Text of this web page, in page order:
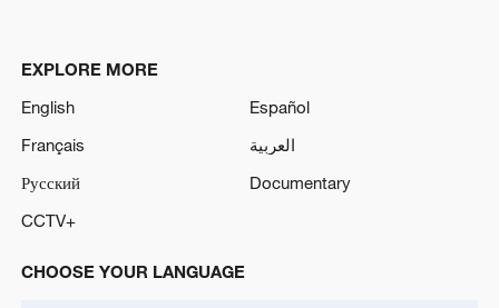
EXPLORE MORE
English
Español
Français
العربية
Русский
Documentary
CCTV+
CHOOSE YOUR LANGUAGE